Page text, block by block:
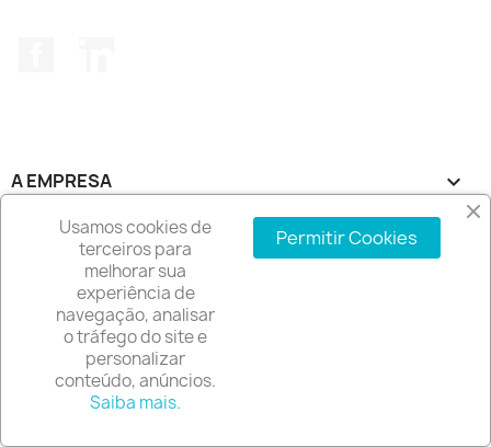
A EMPRESA 
INFORMAÇÃO DA LOJA
© 2026 - Software de comércio eletrónico por
PrestaShop™
Usamos cookies de
terceiros para
melhorar sua
experiência de
navegação, analisar
o tráfego do site e
personalizar
conteúdo, anúncios.
Saiba mais.
Permitir Cookies